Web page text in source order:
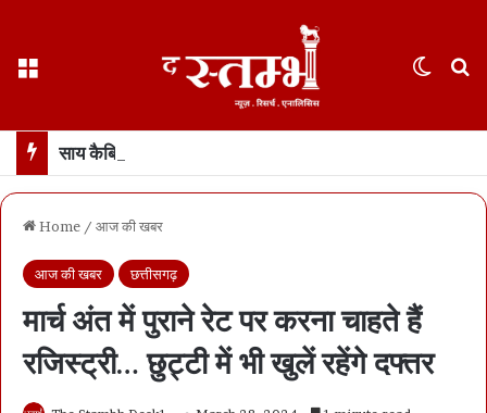
Home / आज की खबर
आज की खबर छत्तीसगढ़
मार्च अंत में पुराने रेट पर करना चाहते हैं
रजिस्ट्री… छुट्टी में भी खुलें रहेंगे दफ्तर